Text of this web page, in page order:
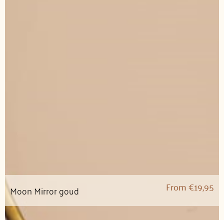
Moon Mirror goud From€19,95